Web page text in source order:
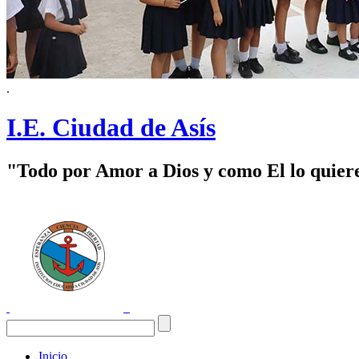
.
I.E. Ciudad de Asís
"Todo por Amor a Dios y como El lo
Inicio